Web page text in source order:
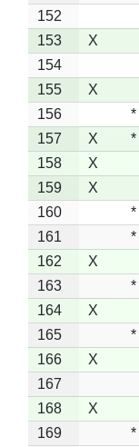
152
153
X
154
155
X
156
*
157
X *
158
X
159
X
160
*
161
*
162
X
163
*
164
X
165
*
166
X
167
168
X
169
*